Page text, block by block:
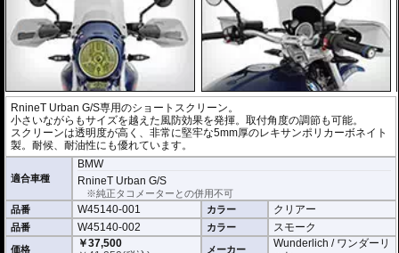
RnineT Urban G/S専用のショートスクリーン。
小さいながらもサイズを越えた風防効果を発揮。取付角度の調節も可能。
スクリーンは透明度が高く、非常に堅牢な5mm厚のレキサンポリカーボネイト
製。耐候、耐油性にも優れています。
適合車種
BMW
RnineT Urban G/S
※純正タコメーターとの併用不可
品番
W45140-001 カラー クリアー
品番 W45140-002 カラー スモーク
価格
￥37,500
メーカー
Wunderlich / ワンダーリ